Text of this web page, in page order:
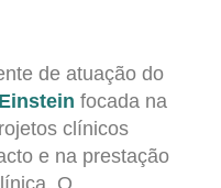
de atuação do
focada na
clínicos
e na prestação
O